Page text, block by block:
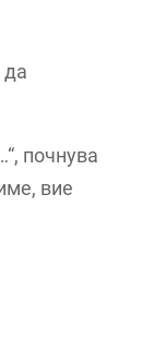
да
почнува
вие